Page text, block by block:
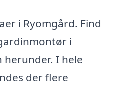
i Ryomgård. Find
i
herunder. I hele
der flere